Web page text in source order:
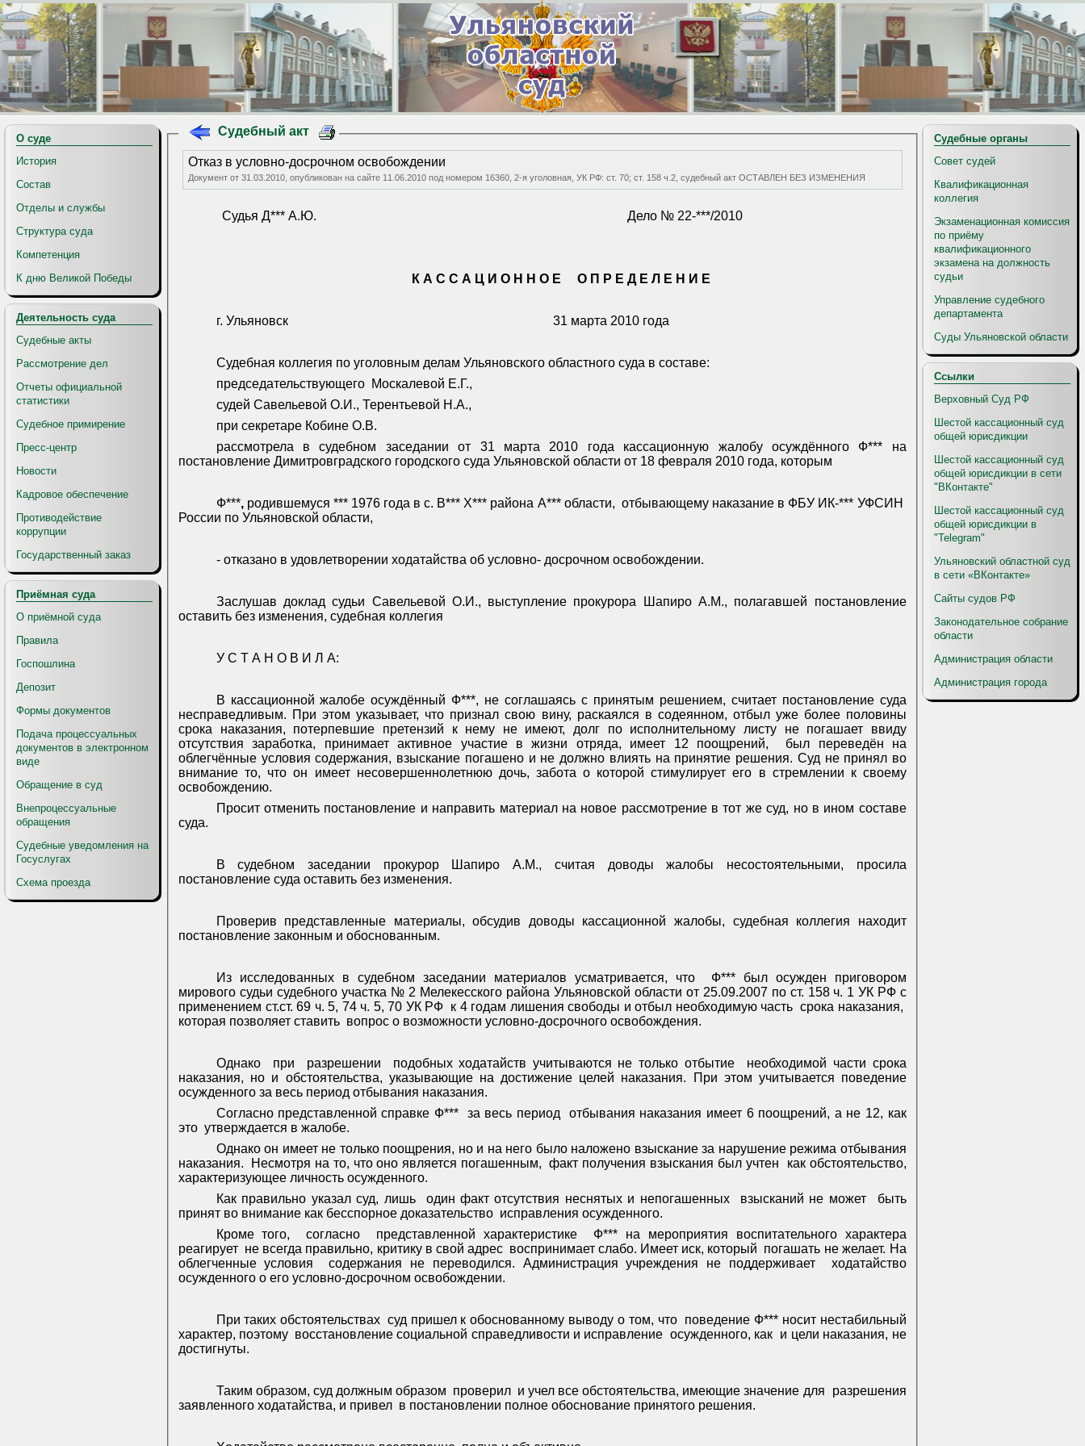
О суде
История
Состав
Отделы и службы
Структура суда
Компетенция
К дню Великой Победы
Деятельность суда
Судебные акты
Рассмотрение дел
Отчеты официальной
статистики
Судебное примирение
Пресс-центр
Новости
Кадровое обеспечение
Противодействие
коррупции
Государственный заказ
Приёмная суда
О приёмной суда
Правила
Госпошлина
Депозит
Формы документов
Подача процессуальных
документов в электронном
виде
Обращение в суд
Внепроцессуальные
обращения
Судебные уведомления на
Госуслугах
Схема проезда
Судебный акт
Отказ в условно-досрочном освобождении
Документ от 31.03.2010, опубликован на сайте 11.06.2010 под номером 16360, 2-я уголовная, УК РФ: ст. 70; ст. 158 ч.2, судебный акт ОСТАВЛЕН БЕЗ ИЗМЕНЕНИЯ
Судья Д*** А.Ю. Дело № 22-***/2010
К А С С А Ц И О Н Н О Е О П Р Е Д Е Л Е Н И Е
г. Ульяновск 31 марта 2010 года
Судебная коллегия по уголовным делам Ульяновского областного суда в составе:
председательствующего
Москалевой Е.Г.,
судей Савельевой О.И., Терентьевой Н.А.,
при секретаре Кобине О.В.
рассмотрела в судебном заседании от 31 марта 2010 года кассационную жалобу осуждённого Ф*** на
постановление Димитровградского городского суда Ульяновской области от 18 февраля 2010 года, которым
Ф***, родившемуся *** 1976 года в с. В*** Х*** района А*** области, отбывающему наказание в ФБУ ИК-*** УФСИН
России по Ульяновской области,
- отказано в удовлетворении ходатайства об условно- досрочном освобождении.
Заслушав доклад судьи Савельевой О.И., выступление прокурора Шапиро А.М., полагавшей постановление
оставить без изменения, судебная коллегия
У С Т А Н О В И Л А:
В кассационной жалобе осуждённый Ф***, не соглашаясь с принятым решением, считает постановление суда
несправедливым. При этом указывает, что признал свою вину, раскаялся в содеянном, отбыл уже более половины
срока наказания, потерпевшие претензий к нему не имеют, долг по исполнительному листу не погашает ввиду
отсутствия заработка, принимает активное участие в жизни отряда, имеет 12 поощрений,
был переведён на
облегчённые условия содержания, взыскание погашено и не должно влиять на принятие решения. Суд не принял во
внимание то, что он имеет несовершеннолетнюю дочь, забота о которой стимулирует его в стремлении к своему
освобождению.
Просит отменить постановление и направить материал на новое рассмотрение в тот же суд, но в ином составе
суда.
В судебном заседании прокурор Шапиро А.М., считая доводы жалобы несостоятельными, просила
постановление суда оставить без изменения.
Проверив представленные материалы, обсудив доводы кассационной жалобы, судебная коллегия находит
постановление законным и обоснованным.
Из исследованных в судебном заседании материалов усматривается, что
Ф*** был осужден приговором
мирового судьи судебного участка № 2 Мелекесского района Ульяновской области от 25.09.2007 по ст. 158 ч. 1 УК РФ с
применением ст.ст. 69 ч. 5, 74 ч. 5, 70 УК РФ к 4 годам лишения свободы и отбыл необходимую часть срока наказания,
которая позволяет ставить вопрос о возможности условно-досрочного освобождения.
Однако при разрешении подобных ходатайств учитываются не только отбытие
необходимой части срока
наказания, но и обстоятельства, указывающие на достижение целей наказания. При этом учитывается поведение
осужденного за весь период отбывания наказания.
Согласно представленной справке Ф***
за весь период
отбывания наказания имеет 6 поощрений, а не 12, как
это утверждается в жалобе.
Однако он имеет не только поощрения, но и на него было наложено взыскание за нарушение режима отбывания
наказания.
Несмотря на то, что оно является погашенным, факт получения взыскания был учтен
как обстоятельство,
характеризующее личность осужденного.
Как правильно указал суд, лишь
один факт отсутствия неснятых и непогашенных взысканий не может
быть
принят во внимание как бесспорное доказательство исправления осужденного.
Кроме того,
согласно представленной характеристике
Ф*** на мероприятия воспитательного характера
реагирует не всегда правильно, критику в свой адрес воспринимает слабо. Имеет иск, который погашать не желает. На
облегченные условия
содержания не переводился. Администрация учреждения не поддерживает
ходатайство
осужденного о его условно-досрочном освобождении.
При таких обстоятельствах суд пришел к обоснованному выводу о том, что
поведение Ф*** носит нестабильный
характер, поэтому восстановление социальной справедливости и исправление осужденного, как и цели наказания, не
достигнуты.
Таким образом, суд должным образом проверил и учел все обстоятельства, имеющие значение для
разрешения
заявленного ходатайства, и привел в постановлении полное обоснование принятого решения.
Судебные органы
Совет судей
Квалификационная
коллегия
Экзаменационная комиссия
по приёму
квалификационного
экзамена на должность
судьи
Управление судебного
департамента
Суды Ульяновской области
Ссылки
Верховный Суд РФ
Шестой кассационный суд
общей юрисдикции
Шестой кассационный суд
общей юрисдикции в сети
"ВКонтакте"
Шестой кассационный суд
общей юрисдикции в
"Telegram"
Ульяновский областной суд
в сети «ВКонтакте»
Сайты судов РФ
Законодательное собрание
области
Администрация области
Администрация города